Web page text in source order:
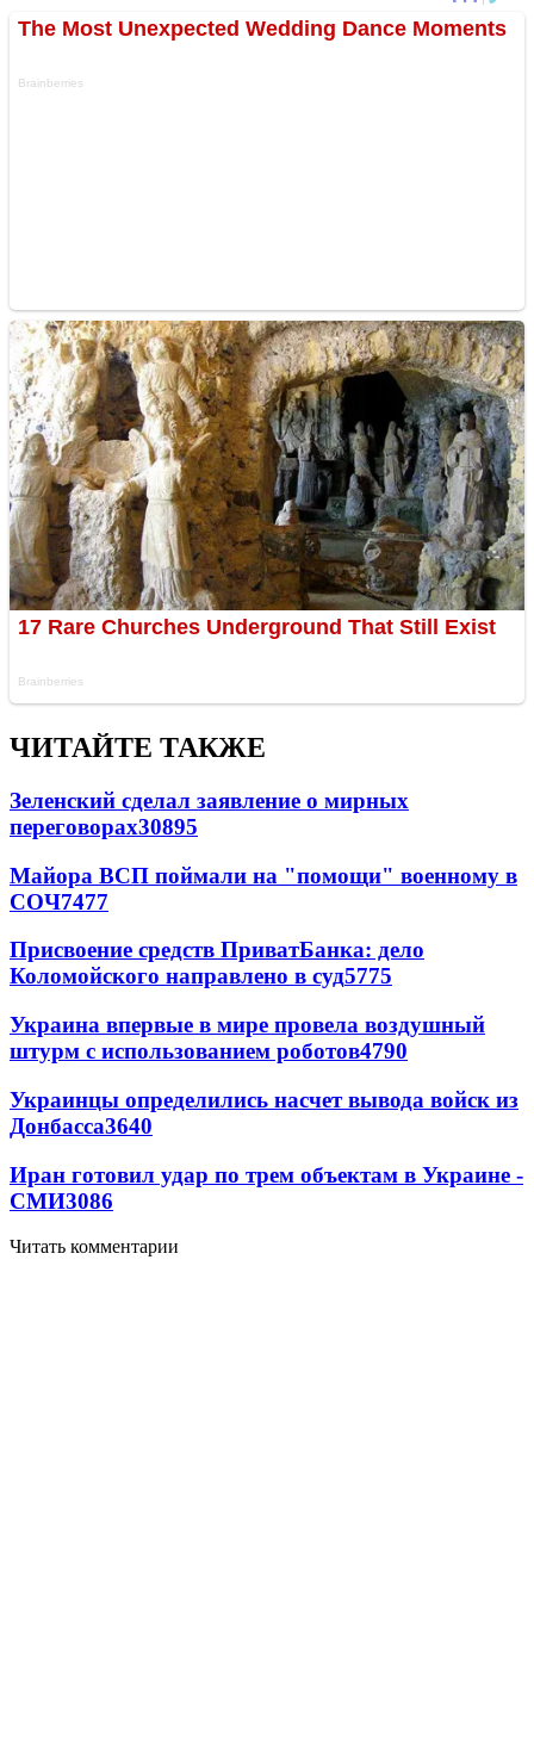
ЧИТАЙТЕ ТАКЖЕ
Зеленский сделал заявление о мирных
переговорах30895
Майора ВСП поймали на "помощи" военному в
СОЧ7477
Присвоение средств ПриватБанка: дело
Коломойского направлено в суд5775
Украина впервые в мире провела воздушный
штурм с использованием роботов4790
Украинцы определились насчет вывода войск из
Донбасса3640
Иран готовил удар по трем объектам в Украине -
СМИ3086
Читать комментарии